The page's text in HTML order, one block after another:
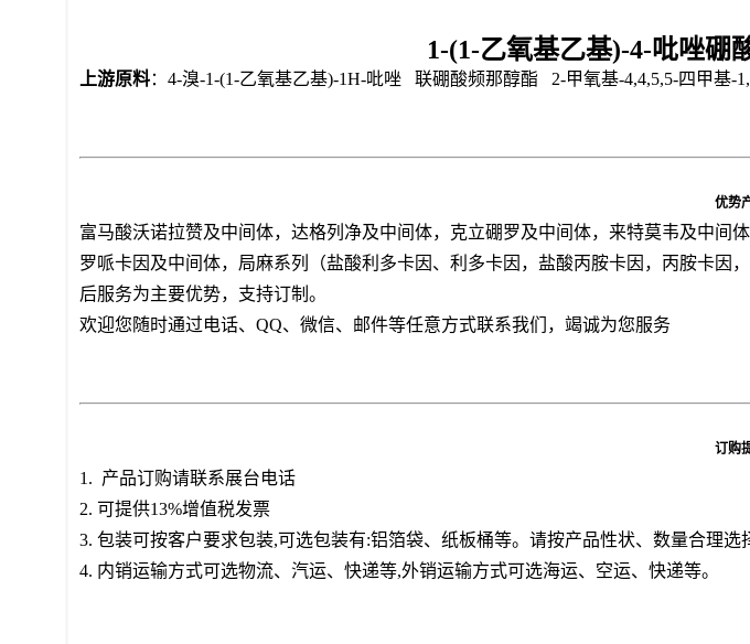
1-(1-乙氧基乙基)-4-吡唑硼
上游原料：4-溴-1-(1-乙氧基乙基)-1H-吡唑 联硼酸频那醇酯 2-甲氧基-4,4,5,5-四甲基-
优势
富马酸沃诺拉赞及中间体，达格列净及中间体，克立硼罗及中间体，来特莫韦及中
罗哌卡因及中间体，局麻系列（盐酸利多卡因、利多卡因，盐酸丙胺卡因，丙胺卡
后服务为主要优势，支持订制。
欢迎您随时通过电话、QQ、微信、邮件等任意方式联系我们，竭诚为您服务
订购
1. 产品订购请联系展台电话
2. 可提供13%增值税发票
3. 包装可按客户要求包装,可选包装有:铝箔袋、纸板桶等。请按产品性状、数量合理选
4. 内销运输方式可选物流、汽运、快递等,外销运输方式可选海运、空运、快递等。